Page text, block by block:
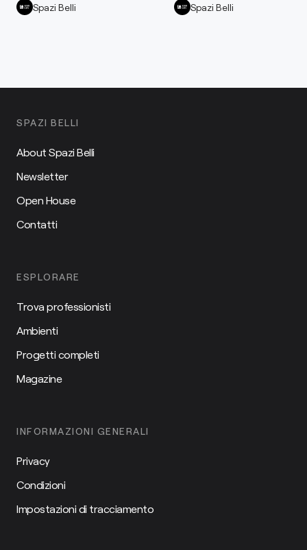
Spazi Belli
Spazi Belli
SPAZI BELLI
About Spazi Belli
Newsletter
Open House
Contatti
ESPLORARE
Trova professionisti
Ambienti
Progetti completi
Magazine
INFORMAZIONI GENERALI
Privacy
Condizioni
Impostazioni di tracciamento